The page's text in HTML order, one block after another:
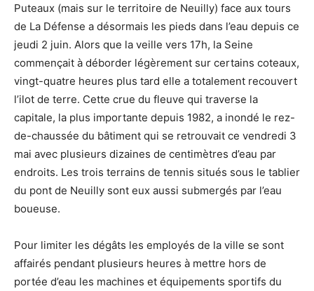
Puteaux (mais sur le territoire de Neuilly) face aux tours
de La Défense a désormais les pieds dans l’eau depuis ce
jeudi 2 juin. Alors que la veille vers 17h, la Seine
commençait à déborder légèrement sur certains coteaux,
vingt-quatre heures plus tard elle a totalement recouvert
l’ilot de terre. Cette crue du fleuve qui traverse la
capitale, la plus importante depuis 1982, a inondé le rez-
de-chaussée du bâtiment qui se retrouvait ce vendredi 3
mai avec plusieurs dizaines de centimètres d’eau par
endroits. Les trois terrains de tennis situés sous le tablier
du pont de Neuilly sont eux aussi submergés par l’eau
boueuse.
Pour limiter les dégâts les employés de la ville se sont
affairés pendant plusieurs heures à mettre hors de
portée d’eau les machines et équipements sportifs du